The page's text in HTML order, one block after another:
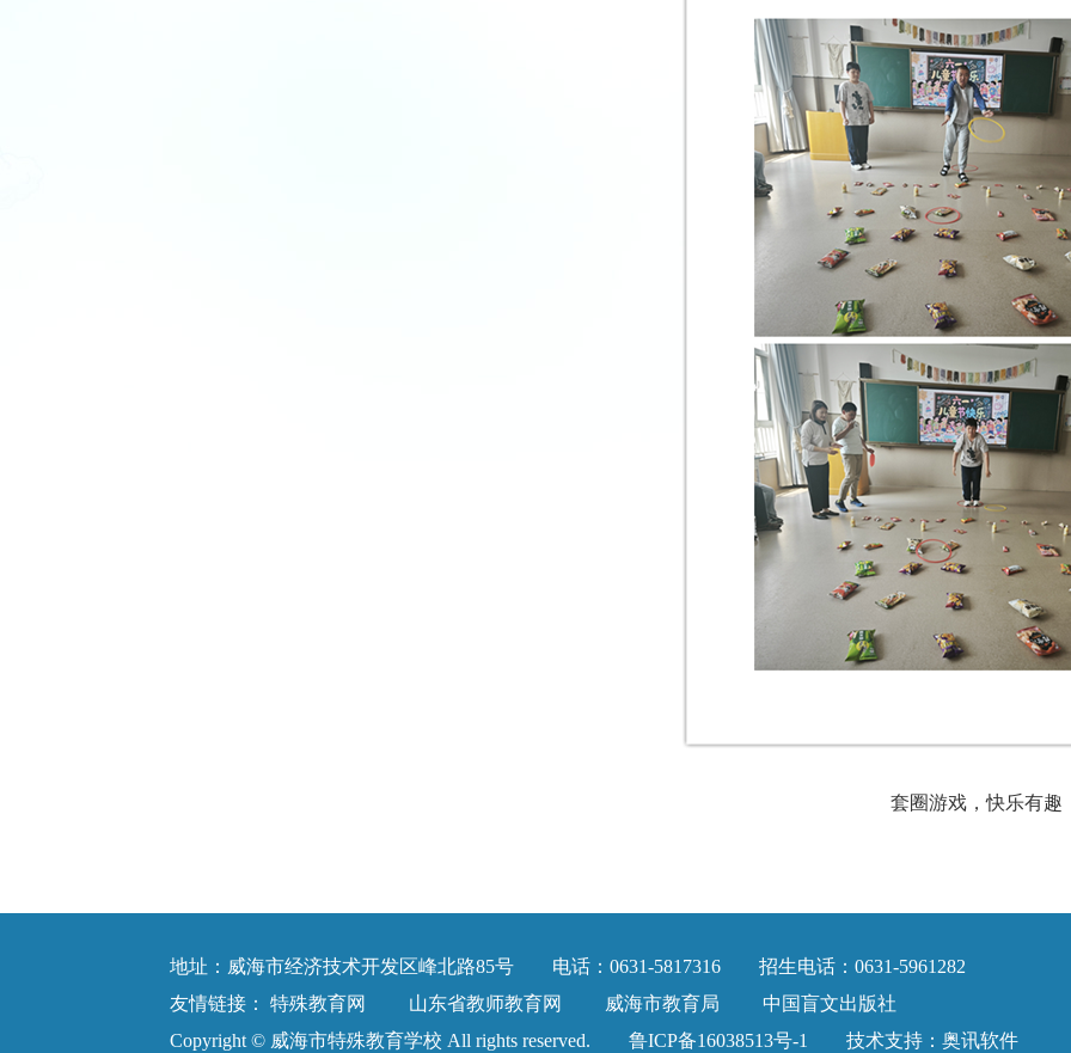
套圈游戏，快乐有趣
地址：威海市经济技术开发区峰北路85号 电话：0631-5817316 招生电话：0631-5961282
友情链接： 特殊教育网 山东省教师教育网 威海市教育局
中国盲文出版社
Copyright © 威海市特殊教育学校 All rights reserved. 鲁ICP备16038513号-1 技术支持： 奥讯软件